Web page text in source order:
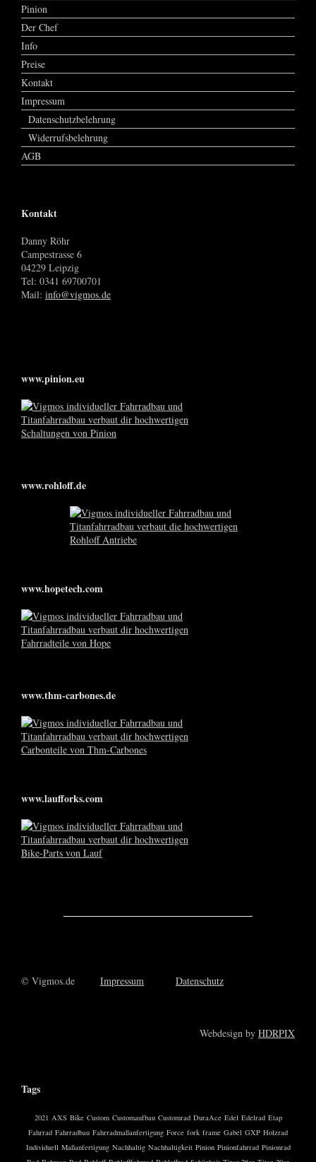
Pinion
Der Chef
Info
Preise
Kontakt
Impressum
Datenschutzbelehrung
Widerrufsbelehrung
AGB
Kontakt
Danny Röhr
Campestrasse 6
04229 Leipzig
Tel: 0341 69700701
Mail: info@vigmos.de
www.pinion.eu
www.rohloff.de
www.hopetech.com
www.thm-carbones.de
www.laufforks.com
© Vigmos.de Impressum Datenschutz
Webdesign by HDRPIX
Tags
2021 AXS Bike Custom Customaufbau Customrad DuraAce Edel Edelrad Etap
Fahrrad Fahrradbau Fahrradmaßanfertigung Force fork frame Gabel GXP Holzrad
Individuell Maßanfertigung Nachhaltig Nachhaltigkeit Pinion Pinionfahrrad Pinionrad